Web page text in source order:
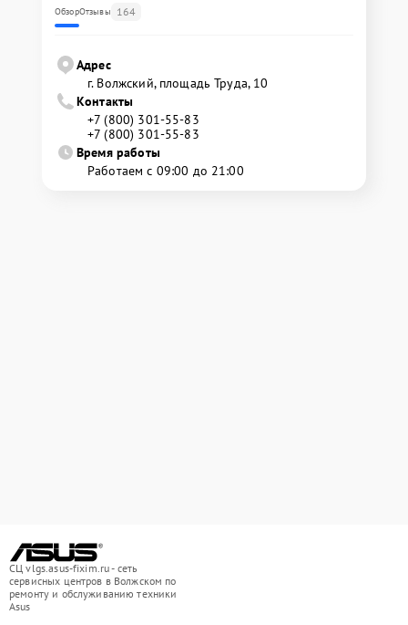
ОбзорОтзывы 164
Адрес
г. Волжский, площадь Труда, 10
Контакты
+7 (800) 301-55-83
+7 (800) 301-55-83
Время работы
Работаем с 09:00 до 21:00
СЦ vlgs.asus-fixim.ru - сеть
сервисных центров в Волжском по
ремонту и обслуживанию техники
Asus